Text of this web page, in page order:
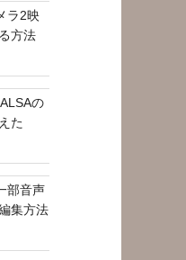
ラ2映
方法
の
た
部音声
集方法